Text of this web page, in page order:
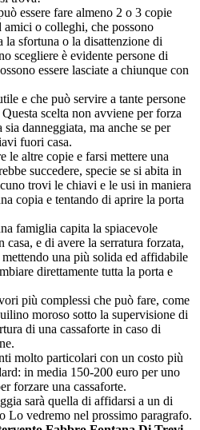
essere fare almeno 2 o 3 copie
o colleghi, che possono
sfortuna o la disattenzione di
scegliere è evidente persone di
essere lasciate a chiunque con
e che può servire a tante persone
scelta non avviene per forza
danneggiata, ma anche se per
fuori casa.
le altre copie e farsi mettere una
succedere, specie se si abita in
trovi le chiavi e le usi in maniera
copia e tentando di aprire la porta
famiglia capita la spiacevole
e di avere la serratura forzata,
una più solida ed affidabile
direttamente tutta la porta e
più complessi che può fare, come
moroso sotto la supervisione di
di una cassaforte in caso di
molto particolari con un costo più
in media 150-200 euro per uno
forzare una cassaforte.
sarà quella di affidarsi a un di
Lo vedremo nel prossimo paragrafo.